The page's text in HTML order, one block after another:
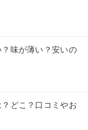
味が薄い？安いの
どこ？口コミやお